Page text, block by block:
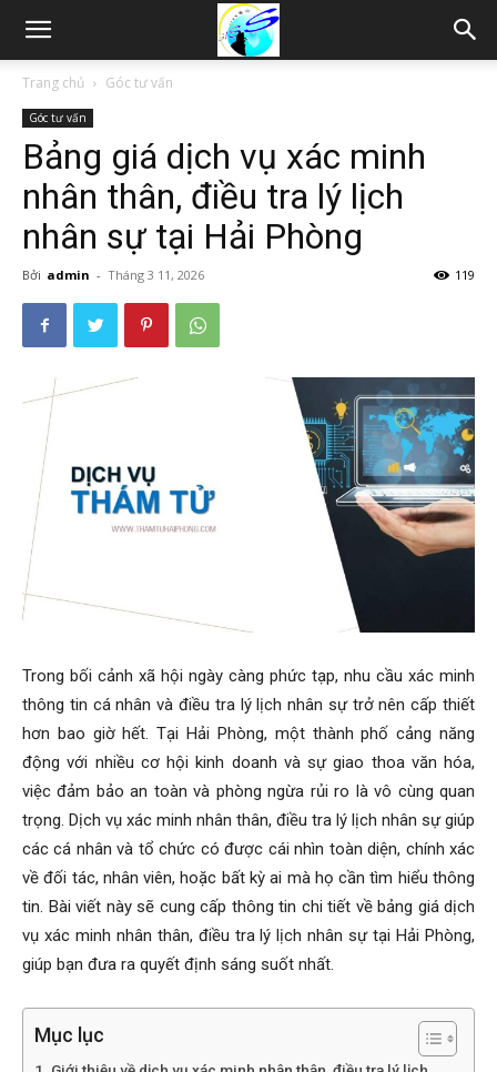
Thám
Phòng,
Tham
Phong,
thám
Giss
Trang chủ Góc tư vấn
Góc tư vấn
Bảng giá dịch vụ xác minh
nhân thân, điều tra lý lịch
nhân sự tại Hải Phòng
Bởi admin - Tháng 3 11, 2026 119
Trong bối cảnh xã hội ngày càng phức tạp, nhu cầu xác minh
thông tin cá nhân và điều tra lý lịch nhân sự trở nên cấp thiết
hơn bao giờ hết. Tại Hải Phòng, một thành phố cảng năng
động với nhiều cơ hội kinh doanh và sự giao thoa văn hóa,
việc đảm bảo an toàn và phòng ngừa rủi ro là vô cùng quan
trọng. Dịch vụ xác minh nhân thân, điều tra lý lịch nhân sự giúp
các cá nhân và tổ chức có được cái nhìn toàn diện, chính xác
về đối tác, nhân viên, hoặc bất kỳ ai mà họ cần tìm hiểu thông
tin. Bài viết này sẽ cung cấp thông tin chi tiết về bảng giá dịch
vụ xác minh nhân thân, điều tra lý lịch nhân sự tại Hải Phòng,
giúp bạn đưa ra quyết định sáng suốt nhất.
Mục lục